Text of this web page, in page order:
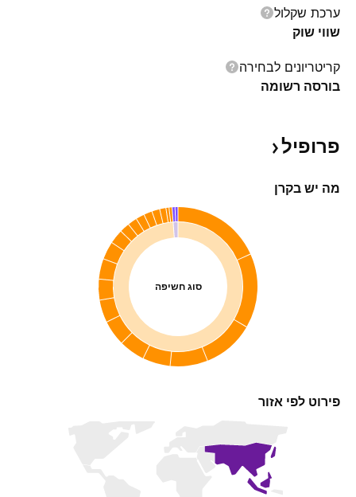
ערכת שקלול
שווי שוק
קריטריונים לבחירה
בורסה רשומה
פרופיל
מה יש בקרן
סוג חשיפה
פירוט לפי אזור